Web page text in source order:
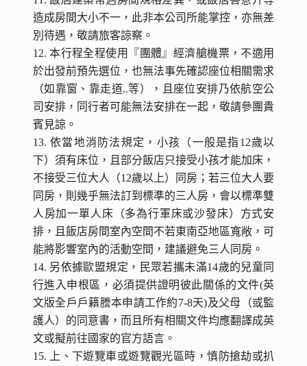
造成房間大小不一，此非本公司所能掌控，亦無差
別待遇，敬請旅客諒察。
12. 本行程全程使用『團體』經濟艙機票，不適用
於出發前預先選位，也無法事先確認座位相關需求
（如靠窗、靠走道..等），且座位安排乃依航空公
司安排，同行者可能無法安排在一起，敬請參團貴
賓見諒。
13. 依當地消防法規定，小孩（一般是指12歲以
下）須有床位，且部分飯店只接受小孩才能加床，
不接受三位大人（12歲以上）同房；若三位大人要
同房，則幾乎無法訂到標準的三人房，會以標準雙
人房加一單人床（多為行軍床或沙發床）方式安
排，且飯店房間室內空間不若東南亞地區寬敞，可
能將影響室內的活動空間，建議避免三人同房。
14. 另依據歐盟規定，民眾若攜未滿14歲的兒童同
行進入申根區，必須提供證明彼此關係的文件(英
文版全戶戶籍謄本申請工作約7-8天)及父母（或監
護人）的同意書，而且所有相關文件均應翻譯成英
文或擬前往國家的官方語言。
15. 上、下遊覽車或遊覽觀光區時，慎防搶劫或扒